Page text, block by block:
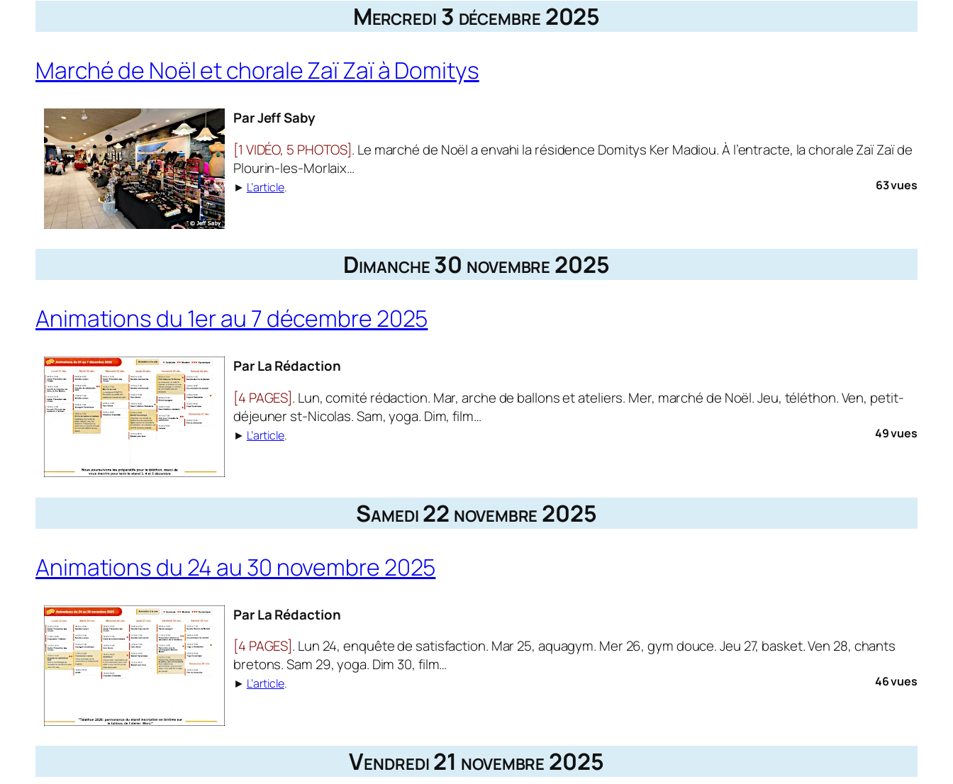
Mercredi 3 décembre 2025
Marché de Noël et chorale Zaï Zaï à Domitys
Par Jeff Saby
[1 VIDÉO, 5 PHOTOS]. Le marché de Noël a envahi la résidence Domitys Ker Madiou. À l’entracte, la chorale Zaï Zaï de
Plourin-les-Morlaix…
► L’article. 63 vues
Dimanche 30 novembre 2025
Animations du 1er au 7 décembre 2025
Par La Rédaction
[4 PAGES]. Lun, comité rédaction. Mar, arche de ballons et ateliers. Mer, marché de Noël. Jeu, téléthon. Ven, petit-
déjeuner st-Nicolas. Sam, yoga. Dim, film…
► L’article. 49 vues
Samedi 22 novembre 2025
Animations du 24 au 30 novembre 2025
Par La Rédaction
[4 PAGES]. Lun 24, enquête de satisfaction. Mar 25, aquagym. Mer 26, gym douce. Jeu 27, basket. Ven 28, chants
bretons. Sam 29, yoga. Dim 30, film…
► L’article. 46 vues
Vendredi 21 novembre 2025